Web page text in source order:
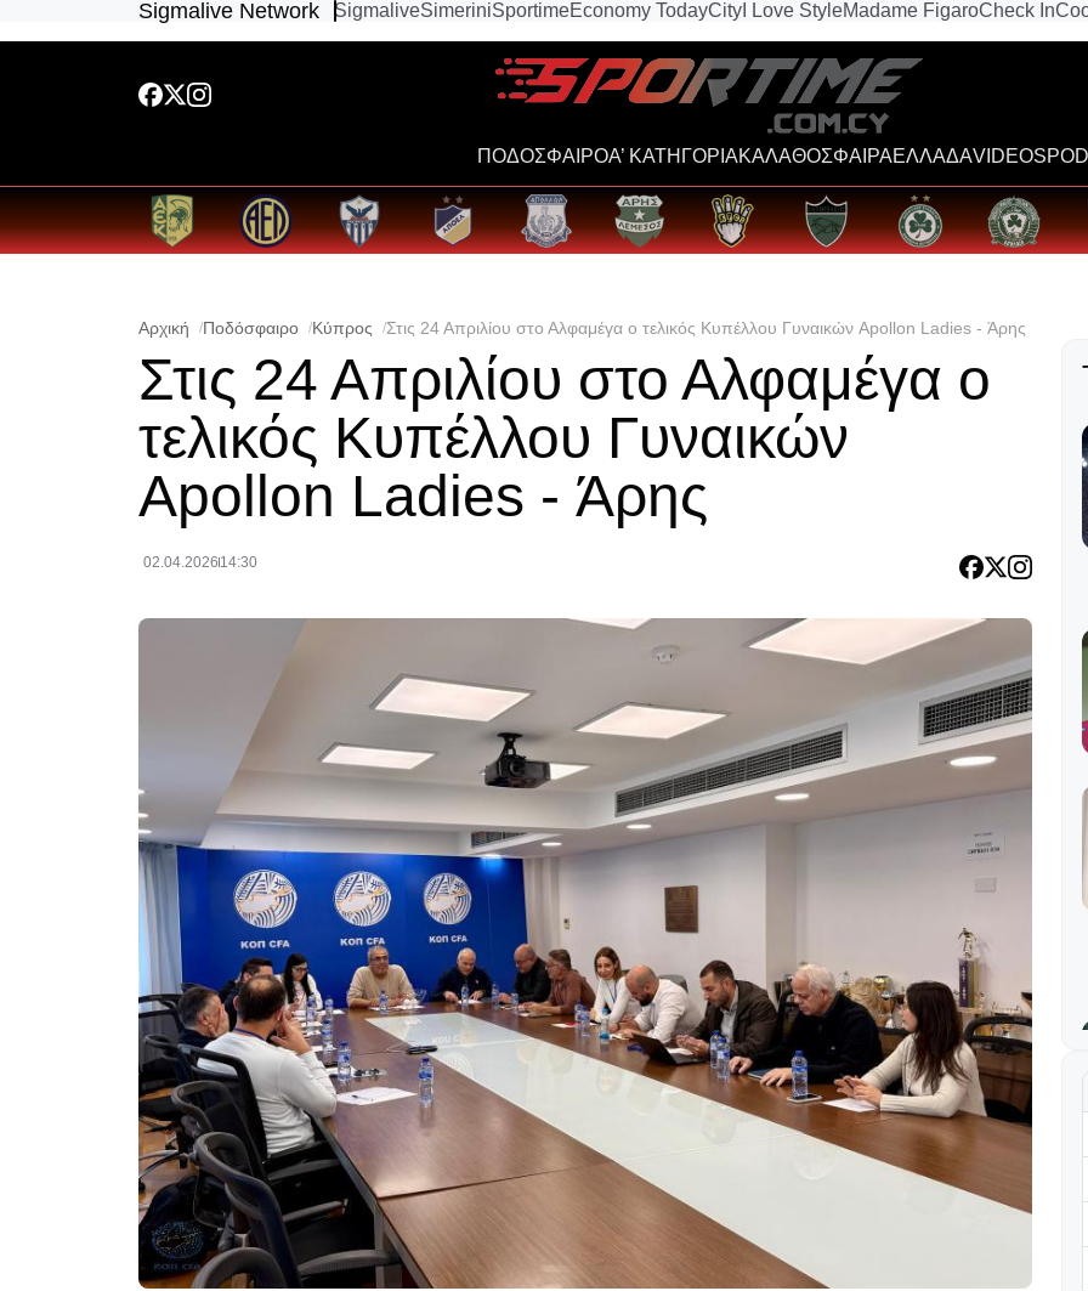
Sigmalive Network SigmaliveSimeriniSportimeEconomy TodayCity I Love StyleMadame FigaroCheck In
ΠΟΔΟΣΦΑΙΡΟΑ’ ΚΑΤΗΓΟΡΙΑΚΑΛΑΘΟΣΦΑΙΡΑΕΛΛΑΔΑVIDEOS
Αρχική Ποδόσφαιρο Κύπρος Στις 24 Απριλίου στο Αλφαμέγα ο τελικός Κυπέλλου Γυναικών Apollon Ladies - Άρης
Στις 24 Απριλίου στο Αλφαμέγα ο
τελικός Κυπέλλου Γυναικών
Apollon Ladies - Άρης
02.04.2026 14:30